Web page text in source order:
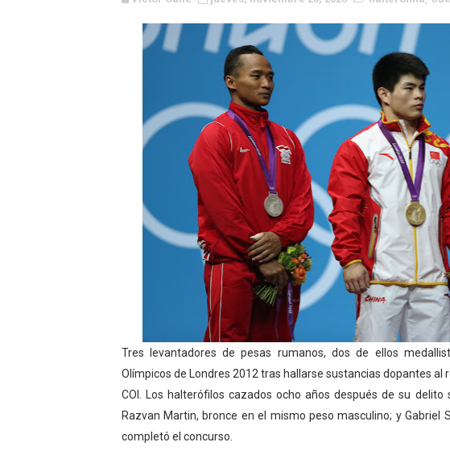
WWE NXT - Myles Borne y Tavion
Canadian Football League 2026 - Week 10
EFA y AFLE 2026 - Regular season
Grandes éxitos por fin para Chelsea
Campeonato de Europa de MTB 2026
Campeonato de Europa de remo 2026
Mundial de lacrosse femenino 2026
Máxima celebración en el último Impact!
Mundial de esgrima 2026 (Hong Kong) -
Raquel Rodriguez es la nueva monarca
Athletes Unlimited Softball League 2026
Mundial de piragüismo slalom 2026
Tour de Francia masculino 2026 -
Tres levantadores de pesas rumanos, dos de ellos
Olímpicos de Londres 2012 tras hallarse sustancias dopantes al
COI. Los halterófilos cazados ocho años después de su
Razvan Martin, bronce en el mismo peso masculino; y Gabriel
completó el concurso.